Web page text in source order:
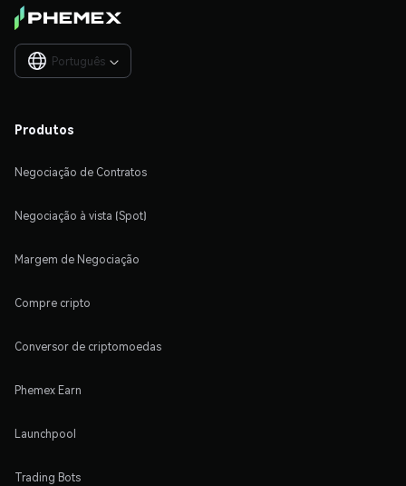
Português 
Produtos
Negociação de Contratos
Negociação à vista (Spot)
Margem de Negociação
Compre cripto
Conversor de criptomoedas
Phemex Earn
Launchpool
Trading Bots